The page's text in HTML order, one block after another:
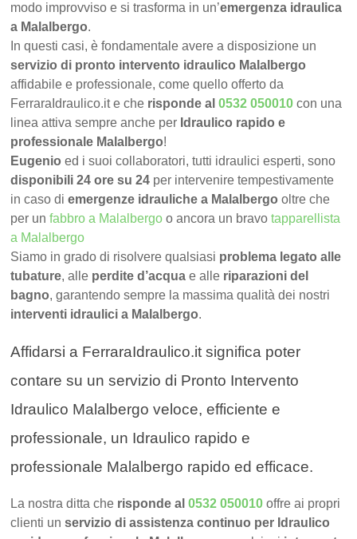
modo improvviso e si trasforma in un’emergenza idraulica
a Malalbergo.
In questi casi, è fondamentale avere a disposizione un
servizio di pronto intervento idraulico Malalbergo
affidabile e professionale, come quello offerto da
FerraraIdraulico.it e che risponde al0532 050010 con una
linea attiva sempre anche per Idraulico rapido e
professionale Malalbergo!
Eugenio ed i suoi collaboratori, tutti idraulici esperti, sono
disponibili 24 ore su 24 per intervenire tempestivamente
in caso diemergenze idrauliche a Malalbergooltre che
per unfabbro a Malalbergo o ancora un bravotapparellista
a Malalbergo
Siamo in grado di risolvere qualsiasi problema legato alle
tubature, alle perdite d’acqua e alle riparazioni del
bagno, garantendo sempre la massima qualità dei nostri
interventi idraulici a Malalbergo.
Affidarsi a FerraraIdraulico.it significa poter
contare su un servizio di Pronto Intervento
Idraulico Malalbergo veloce, efficiente e
professionale, un Idraulico rapido e
professionale Malalbergo rapido ed efficace.
La nostra ditta che risponde al0532 050010 offre ai propri
clienti unservizio di assistenza continuo per Idraulico